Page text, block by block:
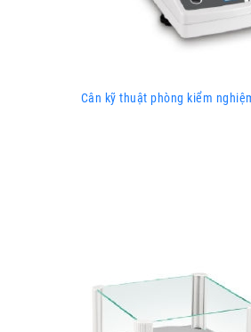
Cân kỹ thuật phòng kiểm